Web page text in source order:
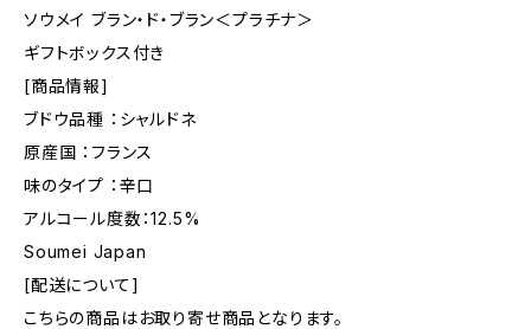
ソウメイ ブラン・ド・ブラン＜プラチナ＞
ギフトボックス付き
[商品情報]
ブドウ品種 ：シャルドネ
原産国 ：フランス
味のタイプ ：辛口
アルコール度数：12.5%
Soumei Japan
[配送について]
こちらの商品はお取り寄せ商品となります。